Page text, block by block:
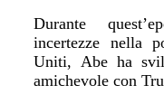
Durante quest’
incertezze nella
Uniti, Abe ha
amichevole con